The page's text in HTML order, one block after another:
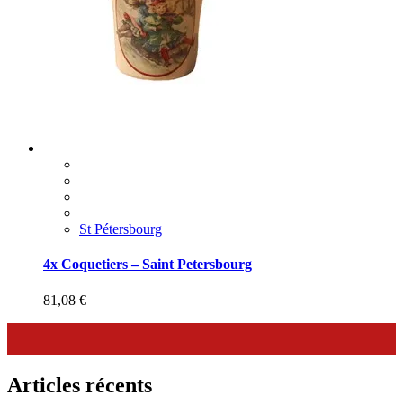
St Pétersbourg
4x Coquetiers – Saint Petersbourg
81,08 €
Articles récents